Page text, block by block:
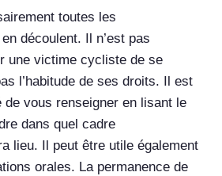
toutes les
découlent. Il n’est pas
une victime cycliste de se
l’habitude de ses droits. Il est
vous renseigner en lisant le
dans quel cadre
lieu. Il peut être utile également
orales. La permanence de